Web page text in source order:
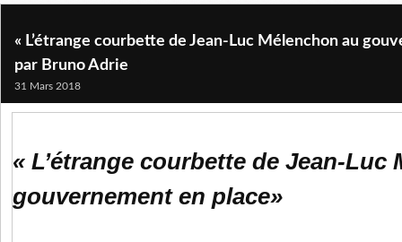
« L’étrange courbette de Jean-Luc Mélenchon au
par Bruno Adrie
31 Mars 2018
« L’étrange courbette de Jean-Luc
gouvernement en place»